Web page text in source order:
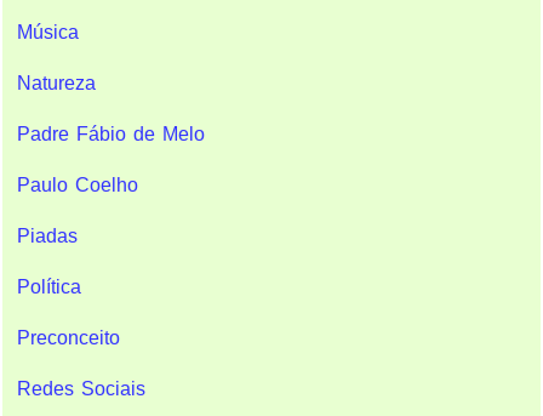
Música
Natureza
Padre Fábio de Melo
Paulo Coelho
Piadas
Política
Preconceito
Redes Sociais